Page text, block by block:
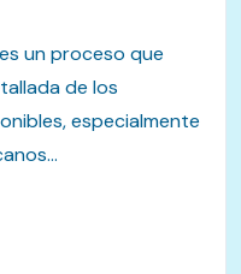
un proceso que
de los
especialmente